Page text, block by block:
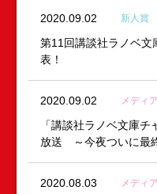
2020.09.02 新人賞
第11回講談社ラノベ文
表！
2020.09.02 メディ
「講談社ラノベ文庫
放送 ～今夜ついに最
2020.08.03 メディ